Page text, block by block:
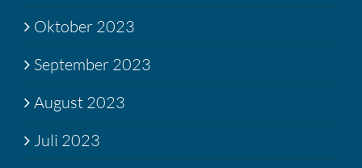
Oktober 2023
September 2023
August 2023
Juli 2023